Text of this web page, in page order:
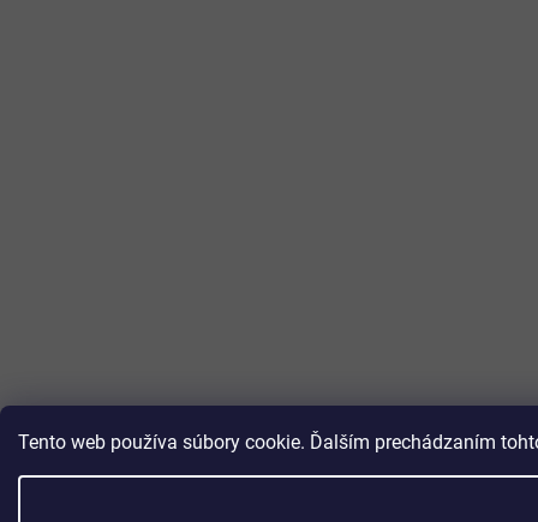
Tento web používa súbory cookie. Ďalším prechádzaním